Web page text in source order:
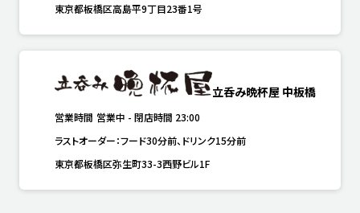
東京都板橋区高島平9丁目23番1号
立呑み晩杯屋 中板橋
営業時間 営業中 - 閉店時間 23:00
ラストオーダー：フード30分前、ドリンク15分前
東京都板橋区弥生町33-3西野ビル1F